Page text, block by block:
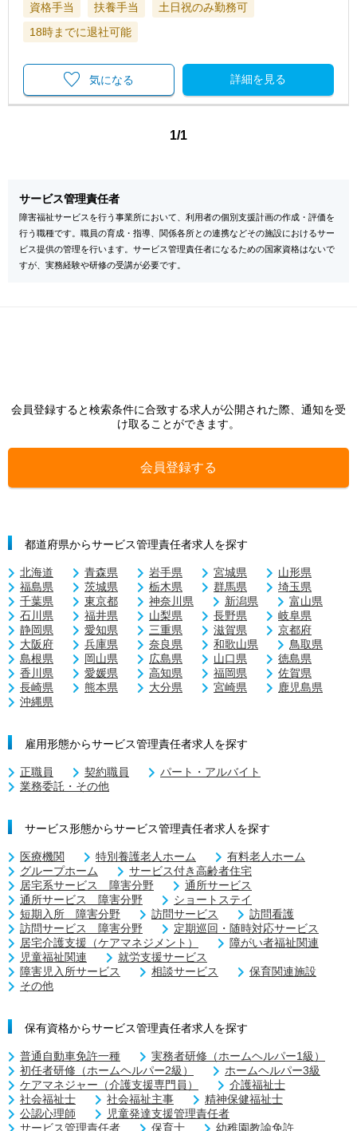
資格手当
扶養手当
土日祝のみ勤務可
18時までに退社可能
詳細を見る
気になる
1/1
サービス管理責任者
障害福祉サービスを行う事業所において、利用者の個別支援計画の作成・評価を
行う職種です。職員の育成・指導、関係各所との連携などその施設におけるサー
ビス提供の管理を行います。サービス管理責任者になるための国家資格はないで
すが、実務経験や研修の受講が必要です。
会員登録すると検索条件に合致する求人が公開された際、通知を受
け取ることができます。
会員登録する
都道府県からサービス管理責任者求人を探す
北海道 青森県 岩手県 宮城県
山形県
福島県
茨城県 栃木県 群馬県
埼玉県
千葉県
東京都 神奈川県 新潟県
富山県
石川県
福井県 山梨県 長野県
岐阜県
静岡県
愛知県 三重県 滋賀県
京都府
大阪府
兵庫県 奈良県 和歌山県
鳥取県
島根県
岡山県 広島県 山口県
徳島県
香川県
愛媛県 高知県 福岡県
佐賀県
長崎県
熊本県 大分県 宮崎県
鹿児島県
沖縄県
雇用形態からサービス管理責任者求人を探す
正職員 契約職員
パート・アルバイト
業務委託・その他
サービス形態からサービス管理責任者求人を探す
医療機関 特別養護老人ホーム
有料老人ホーム
グループホーム
サービス付き高齢者住宅
居宅系サービス 障害分野
通所サービス
通所サービス 障害分野
ショートステイ
短期入所 障害分野
訪問サービス
訪問看護
訪問サービス 障害分野
定期巡回・随時対応サービス
居宅介護支援（ケアマネジメント）
障がい者福祉関連
児童福祉関連
就労支援サービス
障害児入所サービス
相談サービス
保育関連施設
その他
保有資格からサービス管理責任者求人を探す
普通自動車免許一種
実務者研修（ホームヘルパー1級）
初任者研修（ホームヘルパー2級）
ホームヘルパー3級
ケアマネジャー（介護支援専門員）
介護福祉士
社会福祉士
社会福祉主事
精神保健福祉士
公認心理師
児童発達支援管理責任者
サービス管理責任者
保育士 幼稚園教諭免許